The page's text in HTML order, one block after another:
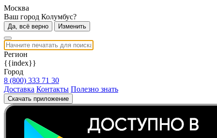
Москва
Ваш город Колумбус?
Да, всё верно Изменить
Регион
{{index}}
Город
8 (800) 333 71 30
Доставка Контакты Полезно знать
Скачать приложение